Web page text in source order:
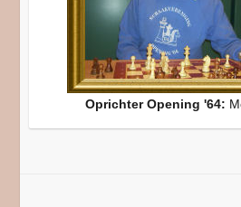
Oprichter Opening '64: